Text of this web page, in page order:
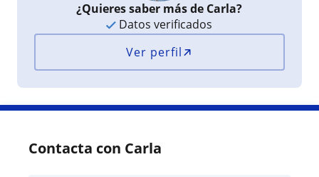
¿Quieres saber más de Carla?
Datos verificados
Ver perfil
Contacta con Carla